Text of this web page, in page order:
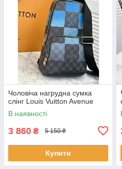
Чоловіча нагрудна сумка
слінг Louis Vuitton Avenue
В наявності
3 860 ₴ 5 150 ₴
Купити